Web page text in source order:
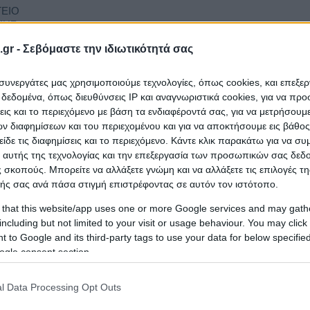
- Σεβόμαστε την ιδιωτικότητά σας
συνεργάτες μας χρησιμοποιούμε τεχνολογίες, όπως cookies, και
όπως διευθύνσεις IP και αναγνωριστικά cookies, για να
και το περιεχόμενο με βάση τα ενδιαφέροντά σας, για να
διαφημίσεων και του περιεχομένου και για να αποκτήσουμε εις
τις διαφημίσεις και το περιεχόμενο. Κάντε κλικ παρακάτω για να
της τεχνολογίας και την επεξεργασία των προσωπικών σας
Μπορείτε να αλλάξετε γνώμη και να αλλάξετε τις επιλογές
σας ανά πάσα στιγμή επιστρέφοντας σε αυτόν τον ιστότοπο.
that this website/app uses one or more Google services and may
but not limited to your visit or usage behaviour. You may
to Google and its third-party tags to use your data for below
consent section.
Data Processing Opt Outs
01/09/2026 116.000,39 €
Απορρίμματα -
Αποχετεύσεις -
,Καθαρισμοί -
Υπηρεσίες
Οικολογία - Ύδρευση
24/08/2026 282.906,00 €
Καθαρισμοί -